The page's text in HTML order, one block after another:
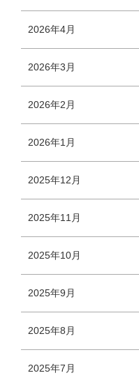
2026年4月
2026年3月
2026年2月
2026年1月
2025年12月
2025年11月
2025年10月
2025年9月
2025年8月
2025年7月